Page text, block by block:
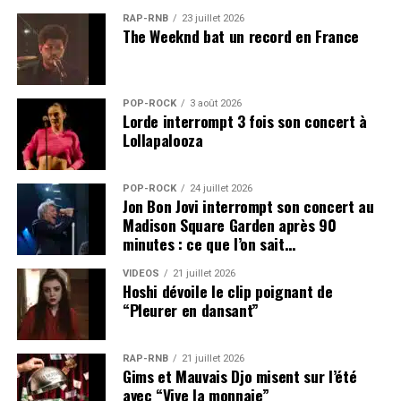
retrouver cette fameuse dynamique de groupe évoquée
par Ian Gillan. Pour les nouvelles générations,« Splat! »
pourrait aussi servir de porte d’entrée vers un catalogue
immense, dont l’influence continue d’irriguer le hard
rock, le heavy metal et le rock classique.
Deep Purple aussi attendu sur
scène en 2026
La sortie de « Splat! »s’accompagnera d’une
importante activité scénique. Deep Purple annonce une
vastetournée 2026, avec 86 concerts dans 28 pays et
sur trois continents.
La France ne sera pas oubliée. Le calendrier officiel
mentionne notamment un passage au
Clisson le 18 juin 2026 , puis plusieurs dates en salle à
l’automne :
Paris à l’Adidas Arena le 22 octobre 2026
RAP-RNB 23 juillet 2026
The Weeknd bat un record en France
POP-ROCK 3 août 2026
Lorde interrompt 3 fois son concert à
Lollapalooza
POP-ROCK 24 juillet 2026
Jon Bon Jovi interrompt son concert au
Madison Square Garden après 90
minutes : ce que l’on sait…
VIDEOS 21 juillet 2026
Hoshi dévoile le clip poignant de
“Pleurer en dansant”
RAP-RNB 21 juillet 2026
Gims et Mauvais Djo misent sur l’été
avec “Vive la monnaie”